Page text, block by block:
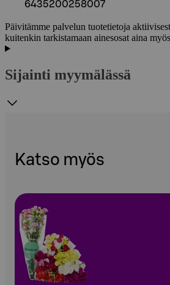
6435200258007
Päivitämme palvelun tuotetietoja
kuitenkin tarkistamaan ainesosat aina
Sijainti myymälässä
Katso myös